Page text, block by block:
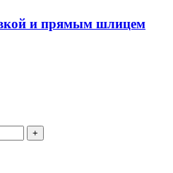
и прямым шлицем
+